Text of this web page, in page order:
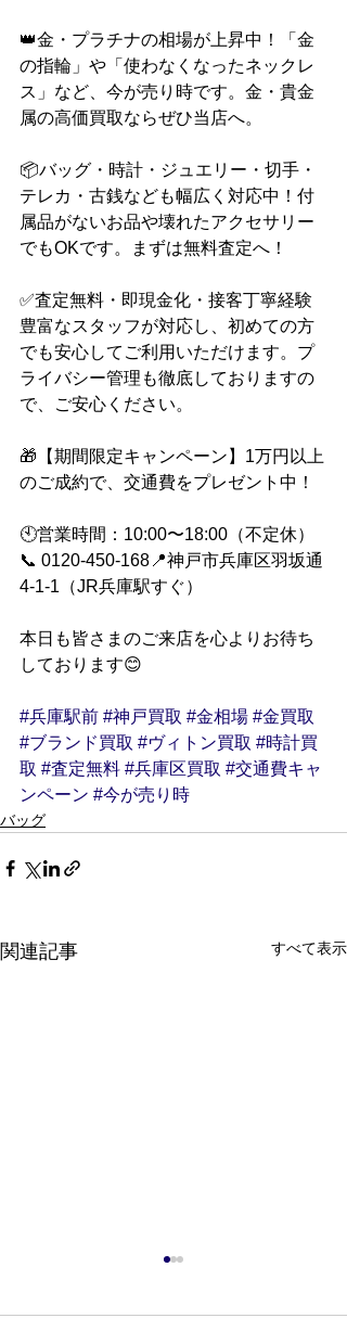
👑金・プラチナの相場が上昇中！「金
の指輪」や「使わなくなったネックレ
ス」など、今が売り時です。金・貴金
属の高価買取ならぜひ当店へ。
📦バッグ・時計・ジュエリー・切手・
テレカ・古銭なども幅広く対応中！付
属品がないお品や壊れたアクセサリー
でもOKです。まずは無料査定へ！
✅査定無料・即現金化・接客丁寧経験
豊富なスタッフが対応し、初めての方
でも安心してご利用いただけます。プ
ライバシー管理も徹底しておりますの
で、ご安心ください。
🎁【期間限定キャンペーン】1万円以上
のご成約で、交通費をプレゼント中！
🕙営業時間：10:00〜18:00（不定休）
📞 0120-450-168📍神戸市兵庫区羽坂通
4-1-1（JR兵庫駅すぐ）
本日も皆さまのご来店を心よりお待ち
しております😊
#兵庫駅前 #神戸買取 #金相場 #金買取
#ブランド買取 #ヴィトン買取 #時計買
取 #査定無料 #兵庫区買取 #交通費キャ
ンペーン #今が売り時
バッグ
関連記事 すべて表示